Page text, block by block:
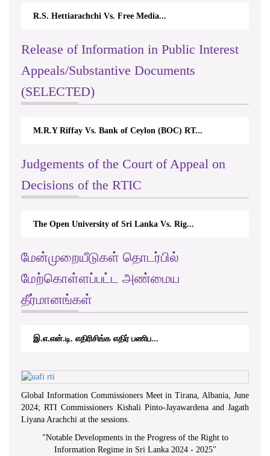
R.S. Hettiarachchi Vs. Free Media...
Release of Information in Public Interest
Appeals/Substantive Documents
(SELECTED)
M.R.Y Riffay Vs. Bank of Ceylon (BOC) RT...
Judgements of the Court of Appeal on
Decisions of the RTIC
The Open University of Sri Lanka Vs. Rig...
மேன்முறையீடுகள் தொடர்பில்
மேற்கொள்ளப்பட்ட அண்மைய
தீர்மானங்கள்
இ.எ.என்.டி. எதிரிசிங்க எதிர் பணிப...
Global Information Commissioners Meet in Tirana, Albania, June
2024; RTI Commissioners Kishali Pinto-Jayawardena and Jagath
Liyana Arachchi at the sessions.
"Notable Developments in the Progress of the Right to
Information Regime in Sri Lanka 2024 - 2025"